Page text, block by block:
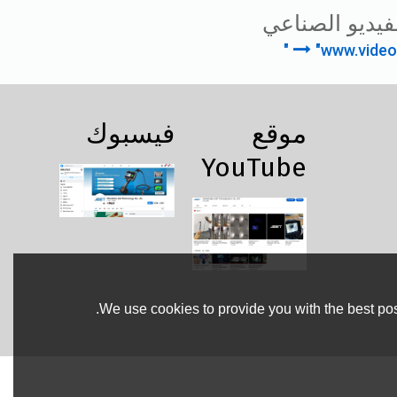
الصناعي
موقع
YouTube
فيسبوك
We use cookies to provide you with the best